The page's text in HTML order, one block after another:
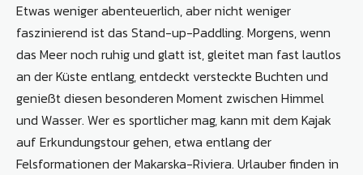
Etwas weniger abenteuerlich, aber nicht weniger
faszinierend ist das Stand-up-Paddling. Morgens, wenn
das Meer noch ruhig und glatt ist, gleitet man fast lautlos
an der Küste entlang, entdeckt versteckte Buchten und
genießt diesen besonderen Moment zwischen Himmel
und Wasser. Wer es sportlicher mag, kann mit dem Kajak
auf Erkundungstour gehen, etwa entlang der
Felsformationen der Makarska-Riviera. Urlauber finden in